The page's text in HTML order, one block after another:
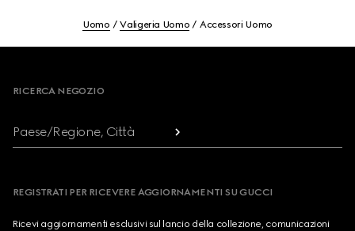
Uomo Valigeria Uomo Accessori Uomo
RICERCA NEGOZIO
Paese/Regione, Città
REGISTRATI PER RICEVERE AGGIORNAMENTI SU GUCCI
Ricevi aggiornamenti esclusivi sul lancio della collezione, comunicazioni